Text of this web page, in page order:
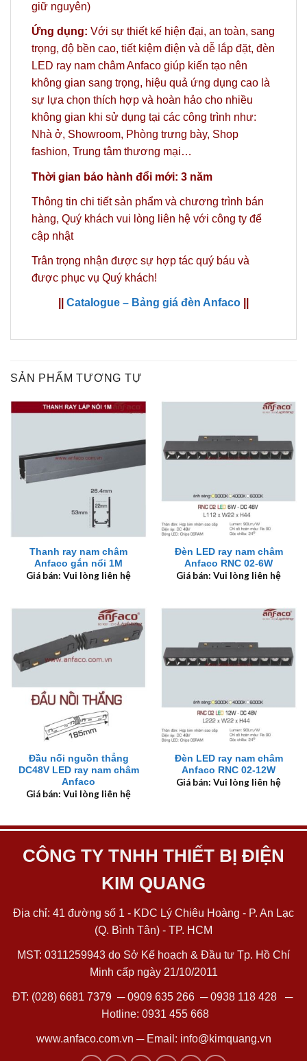
giữ nguyên)
Ứng dụng: Với sự thiết kế hiện đại, an toàn, sang
trọng, độ bền cao, tiết kiệm điện và dễ lắp đặt, đèn
LED ray nam châm Anfaco giúp kiến tạo nên
không gian sang trọng, hiệu quả ứng dụng cao là
sự lựa chọn thích hợp và hoàn hảo cho nhiều
không gian khi sử dụng tại các công trình như:
Nhà ở, Showroom, Phòng trưng bày, Shop
fashion, Trung tâm thương mại…
Thời gian bảo hành đổi mới: 3 năm
Thông tin chi tiết sản phẩm và chương trình bán
hàng, Quý khách vui lòng liên hệ với công ty để
cập nhật
Trân trọng nhận được sự hợp tác quý báu và
được phục vụ Quý khách!
Catalogue – Bảng giá đèn Anfaco
SẢN PHẨM TƯƠNG TỰ
Thanh ray nam châm
Anfaco gắn nổi 1M
Giá bán: Vui lòng liên hệ
Đèn LED ray nam châm
Anfaco RNC 02-6W
Giá bán: Vui lòng liên hệ
Đầu nối nguồn thẳng
DC48V LED ray nam châm
Anfaco
Giá bán: Vui lòng liên hệ
Đèn LED ray nam châm
Anfaco RNC 02-12W
Giá bán: Vui lòng liên hệ
CÔNG TY TNHH THIẾT BỊ ĐIỆN
KIM QUANG
Địa chỉ: 41 đường số 1 - KDC Lý Chiêu Hoàng - P. An Lạc
(Q. Bình Tân) - TP. HCM
MST: 0311259943 do Sở Kế hoạch & Đầu tư Tp. Hồ Chí
Minh cấp ngày 21/10/2011
ĐT: (028) 6681 7379 ─0909 635 266─0938 118 428─
Hotline: 0931 455 668
www.anfaco.com.vn ─ Email: info@kimquang.vn